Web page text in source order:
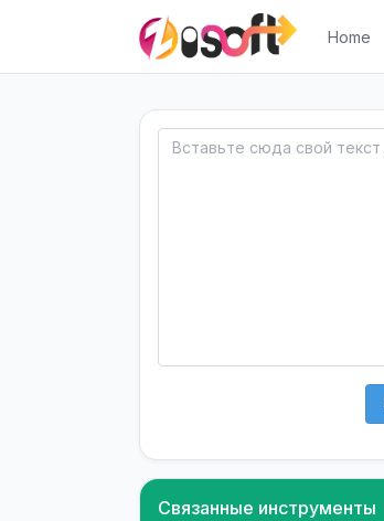
Home
Связанные инструменты